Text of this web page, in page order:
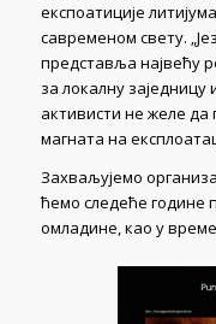
експоатиције
савременом свету.
представља највећу
за локалну заједницу
активисти не желе да
магната на
Захваљујемо
ћемо следеће године
омладине, као у